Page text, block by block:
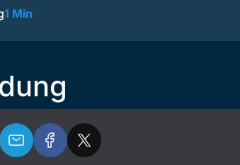
1 Min